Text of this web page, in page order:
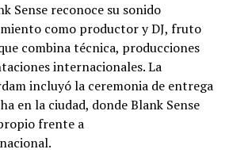
Sense reconoce su sonido
como productor y DJ, fruto
combina técnica, producciones
internacionales. La
incluyó la ceremonia de entrega
en la ciudad, donde Blank Sense
frente a